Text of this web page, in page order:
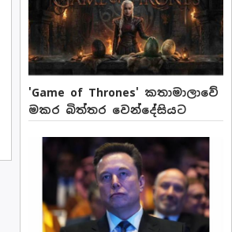
'Game of Thrones' කතාමාලාවේ
මකර බිත්තර වෙන්දේසියට